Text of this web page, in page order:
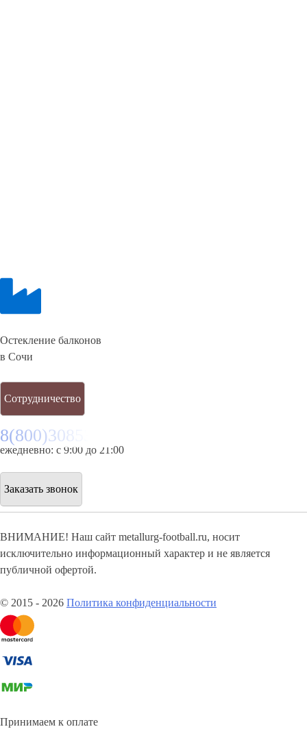
Остекление балконов
в Сочи
Сотрудничество
8(800)3085303
ежедневно: с 9:00 до 21:00
Заказать звонок
ВНИМАНИЕ! Наш сайт metallurg-football.ru, носит
исключительно информационный характер и не является
публичной офертой.
© 2015 - 2026 Политика конфиденциальности
Принимаем к оплате